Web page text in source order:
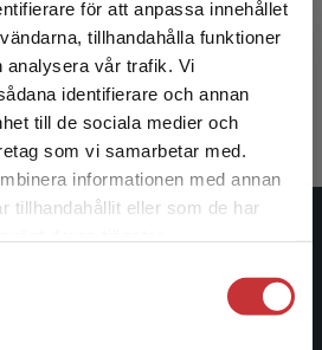
för att anpassa innehållet
tillhandahålla funktioner
analysera vår trafik. Vi
identifierare och annan
till de sociala medier och
som vi samarbetar med.
informationen med annan
tillhandahållit eller som de har
fraktregion
du besöker
via en enhet utanför Sverige.
utanför Sverige. För
köp måste
K (red.)
1963 och är idag Sveriges